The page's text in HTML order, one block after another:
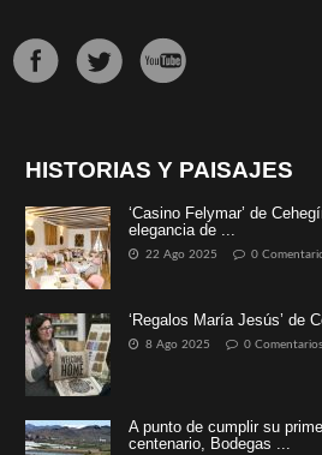
HISTORIAS Y PAISAJES
‘Casino Felymar’ de
elegancia de ...
22 Ago 2025 0
‘Regalos María Jesús’ de
8 Ago 2025 0 Comentarios
A punto de cumplir su
centenario, Bodegas ...